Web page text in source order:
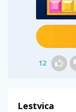
12
Lestvica